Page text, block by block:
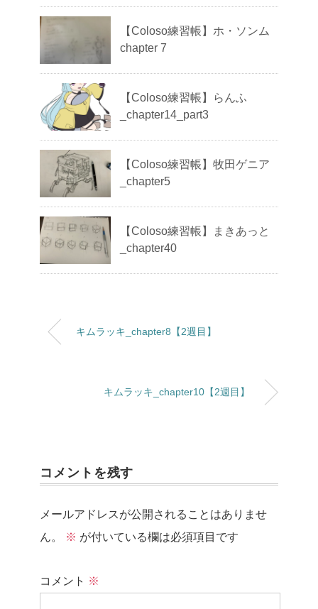
【Coloso練習帳】ホ・ソンム
chapter 7
【Coloso練習帳】らんふ
_chapter14_part3
【Coloso練習帳】牧田ゲニア
_chapter5
【Coloso練習帳】まきあっと
_chapter40
キムラッキ_chapter8【2週目】
キムラッキ_chapter10【2週目】
コメントを残す
メールアドレスが公開されることはありませ
ん。
※ が付いている欄は必須項目です
コメント ※